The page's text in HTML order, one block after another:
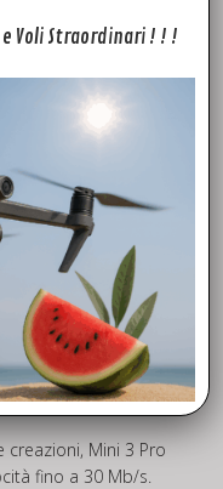
qualsiasi fotografo
generando
C’è una
una delle preferite
un sorprendente
lo scorrere del
un tocco
Mini 3 Pro
fino a 30 Mb/s.
Voli Straordinari ! ! !